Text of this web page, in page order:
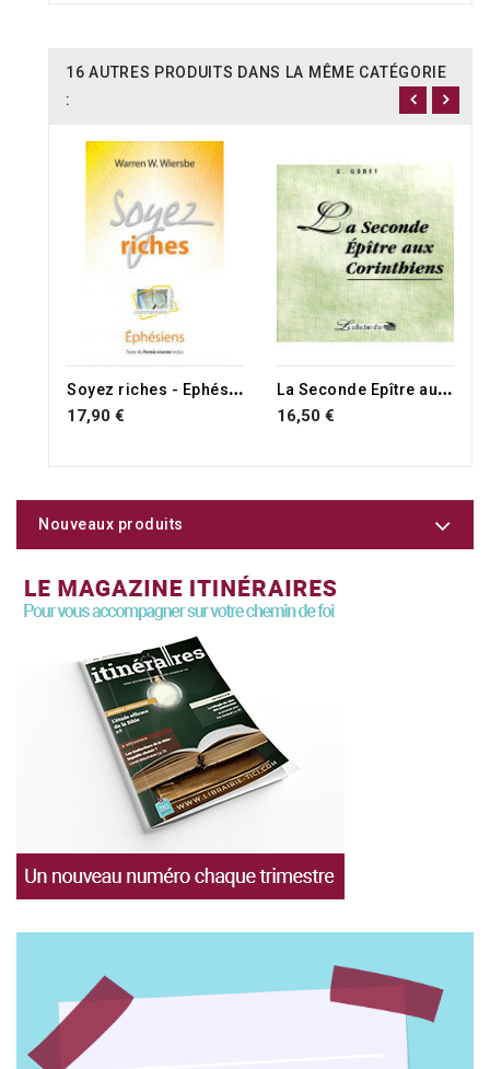
16 AUTRES PRODUITS DANS LA MÊME CATÉGORIE
:
S
oyez riches - Ephésiens
17,90 €
L
a Seconde Epître aux Corinthiens
16,50 €
Nouveaux produits